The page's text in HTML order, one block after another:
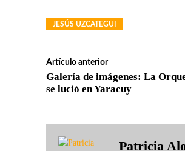
JESÚS UZCATEGUI
Artículo anterior
Galería de imágenes: La
se lució en Yaracuy
Patricia